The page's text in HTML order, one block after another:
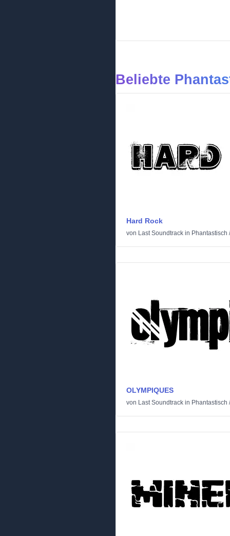
Beliebte
Hard Rock
von Last Soundtrack in Phantastisch
OLYMPIQUES
von Last Soundtrack in Phantastisch